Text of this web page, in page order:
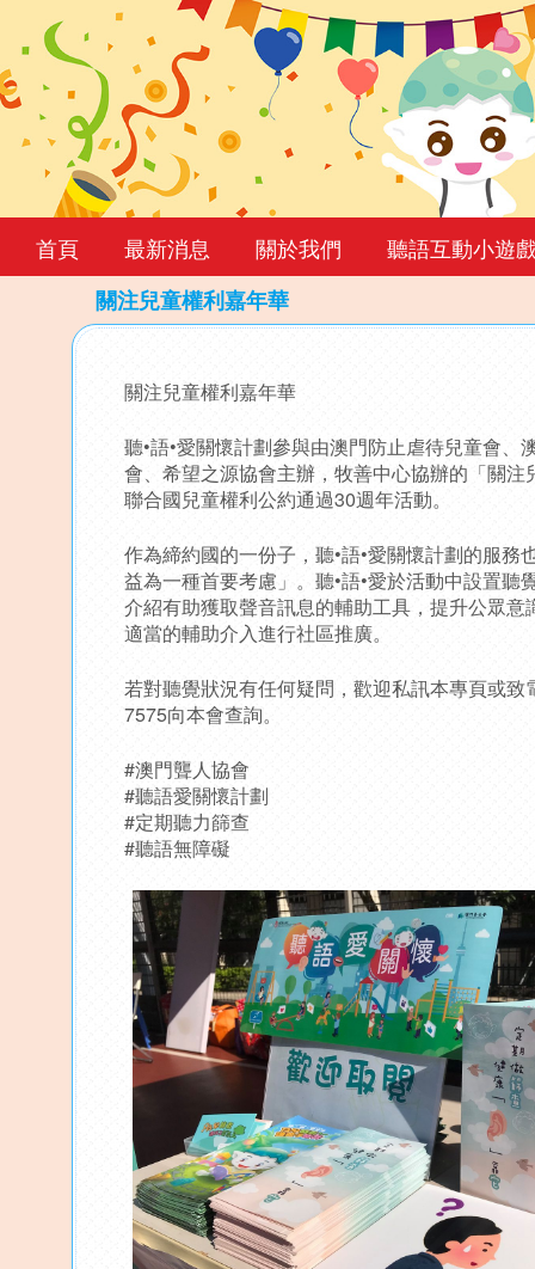
首頁 最新消息 關於我們
聽語互動小遊
關注兒童權利嘉年華
to
關注兒童權利嘉年華
聽•語•愛關懷計劃參與由澳門防止虐待兒童會、
會、希望之源協會主辦，牧善中心協辦的「關注
聯合國兒童權利公約通過30週年活動。
作為締約國的一份子，聽•語•愛關懷計劃的服務
益為一種首要考慮」。聽•語•愛於活動中設置聽
介紹有助獲取聲音訊息的輔助工具，提升公眾意
適當的輔助介入進行社區推廣。
若對聽覺狀況有任何疑問，歡迎私訊本專頁或
7575向本會查詢。
#澳門聾人協會
#聽語愛關懷計劃
#定期聽力篩查
#聽語無障礙